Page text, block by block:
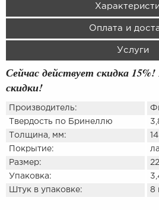
Оплата и
Услуги
Сейчас действует скидка
скидки!
Производитель:
Твердость по Бринеллю
Толщина, мм:
14
Покрытие:
Размер:
Упаковка:
Штук в упаковке:
8